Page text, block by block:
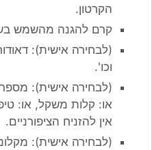
הקרטון.
קרם להגנה מהשמש
(לבחירה אישית):
וכו'.
(לבחירה אישית): מספרי
או: קלות משקל, או:
אין להזניח הציפורניים.
(לבחירה אישית): מקלוני